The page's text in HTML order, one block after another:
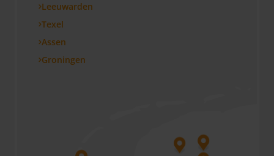
Leeuwarden
Texel
Assen
Groningen